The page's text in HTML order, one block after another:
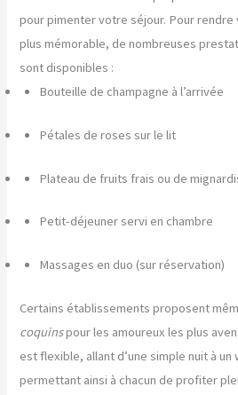
pour pimenter votre séjour. Pour
plus mémorable, de nombreuses
sont disponibles :
Bouteille de champagne à l’arrivée
Pétales de roses sur le lit
Plateau de fruits frais ou de
Petit-déjeuner servi en chambre
Massages en duo (sur réservation)
Certains établissements proposent
coquinspour les amoureux les plus
est flexible, allant d’une simple nuit à
permettant ainsi à chacun de profiter